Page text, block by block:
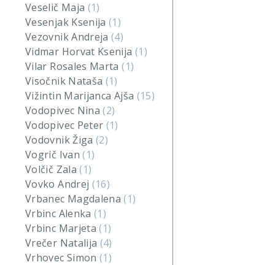
Veselič Maja (1)
Vesenjak Ksenija(1)
Vezovnik Andreja(4)
Vidmar Horvat Ksenija (1)
Vilar Rosales Marta(1)
Visočnik Nataša (1)
Vižintin Marijanca Ajša (15)
Vodopivec Nina(2)
Vodopivec Peter (1)
Vodovnik Žiga(2)
Vogrič Ivan(1)
Volčič Zala(1)
Vovko Andrej (16)
Vrbanec Magdalena(1)
Vrbinc Alenka(1)
Vrbinc Marjeta(1)
Vrečer Natalija (4)
Vrhovec Simon(1)